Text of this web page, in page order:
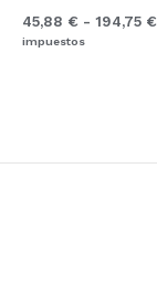
45,88 € - 194,75 €
impuestos